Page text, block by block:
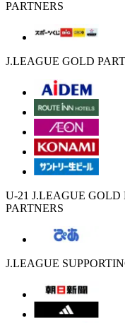
PARTNERS
J.LEAGUE GOLD
U-21 J.LEAGUE GOLD
PARTNERS
J.LEAGUE